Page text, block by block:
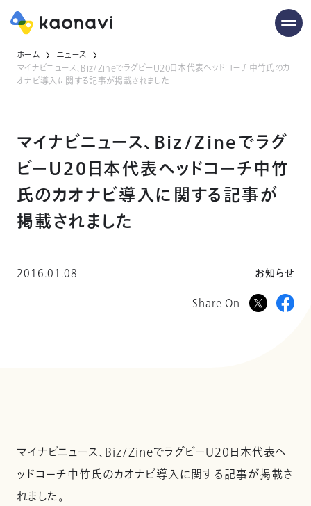
ホーム
ニュース
マイナビニュース、Biz/ZineでラグビーU20日本代表ヘッドコーチ中竹氏のカ
オナビ導入に関する記事が掲載されました
マイナビニュース、Biz/Zineでラグ
ビーU20日本代表ヘッドコーチ中竹
氏のカオナビ導入に関する記事が
掲載されました
2016.01.08 お知らせ
Share On
マイナビニュース、Biz/ZineでラグビーU20日本代表ヘ
ッドコーチ中竹氏のカオナビ導入に関する記事が掲載さ
れました。